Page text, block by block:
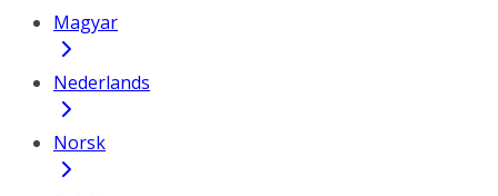
Magyar
Nederlands
Norsk